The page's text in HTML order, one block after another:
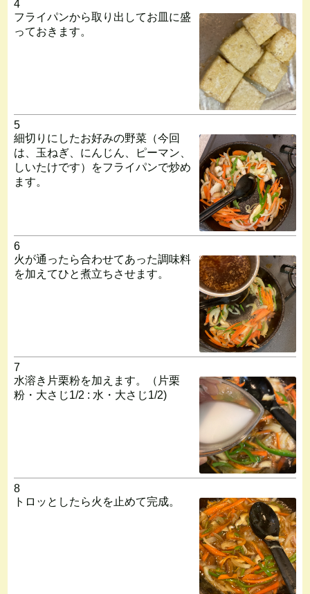
4
フライパンから取り出してお皿に盛
っておきます。
5
細切りにしたお好みの野菜（今回
は、玉ねぎ、にんじん、ピーマン、
しいたけです）をフライパンで炒め
ます。
6
火が通ったら合わせてあった調味料
を加えてひと煮立ちさせます。
7
水溶き片栗粉を加えます。（片栗
粉・大さじ1/2 : 水・大さじ1/2)
8
トロッとしたら火を止めて完成。